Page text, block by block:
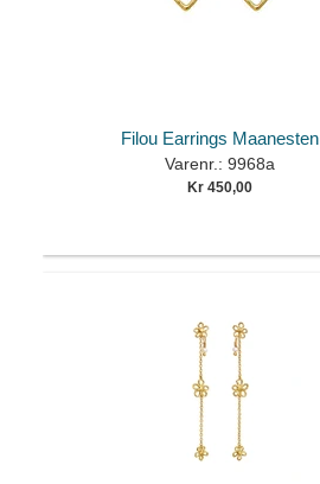
Filou Earrings Maanesten
Varenr.: 9968a
Kr 450,00